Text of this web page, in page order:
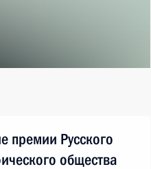
премии Русского
общества